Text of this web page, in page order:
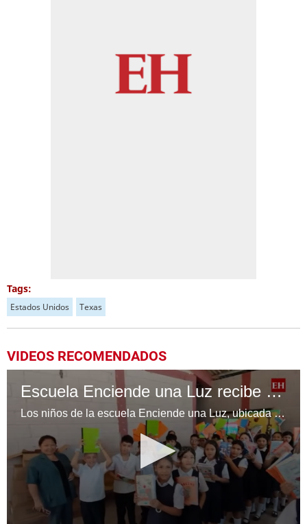
Tags:
Estados Unidos Texas
VIDEOS RECOMENDADOS
Escuela Enciende una Luz recibe cuadernos Quick, gracias a la Maratón del Saber
Los niños de la escuela Enciende una Luz, ubicada en la colonia Altos de Santa Rosa, al sur de Tegucigalpa, recibieron cuadernos Quick como parte de la Campaña Maratón del Saber.